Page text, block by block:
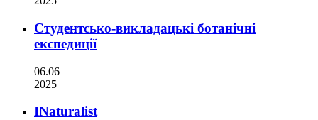
Студентсько-викладацькі ботанічні
експедиції
06.06
2025
INaturalist